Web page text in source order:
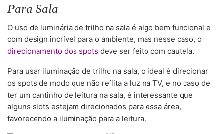
Para Sala
O uso de luminária de trilho na sala é algo bem funcional e
com design incrível para o ambiente, mas nesse caso, o
direcionamento dos spots deve ser feito com cautela.
Para usar iluminação de trilho na sala, o ideal é direcionar
os spots de modo que não reflita a luz na TV, e no caso de
ter um cantinho de leitura na sala, é interessante que
alguns slots estejam direcionados para essa área,
favorecendo a iluminação para a leitura.